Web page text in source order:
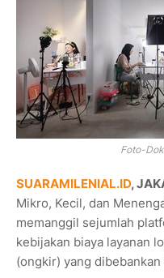
Foto-
SUARAMILENIAL.ID,
Mikro, Kecil, dan
memanggil sejumlah
kebijakan biaya layanan
(ongkir) yang